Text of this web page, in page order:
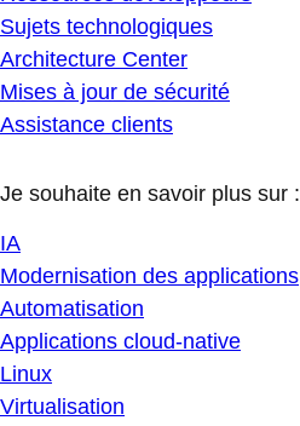
Sujets technologiques
Architecture Center
Mises à jour de sécurité
Assistance clients
Je souhaite en savoir plus sur :
IA
Modernisation des applications
Automatisation
Applications cloud-native
Linux
Virtualisation